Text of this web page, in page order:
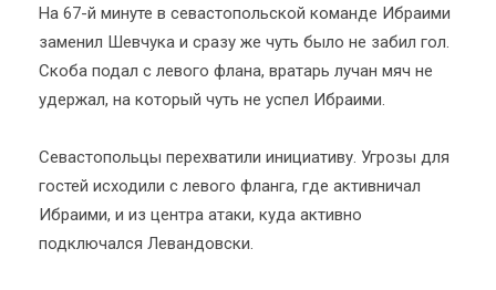
На 67-й минуте в севастопольской команде Ибраими
заменил Шевчука и сразу же чуть было не забил гол.
Скоба подал с левого флана, вратарь лучан мяч не
удержал, на который чуть не успел Ибраими.
Севастопольцы перехватили инициативу. Угрозы для
гостей исходили с левого фланга, где активничал
Ибраими, и из центра атаки, куда активно
подключался Левандовски.